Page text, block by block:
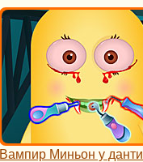
Вампир Миньон у